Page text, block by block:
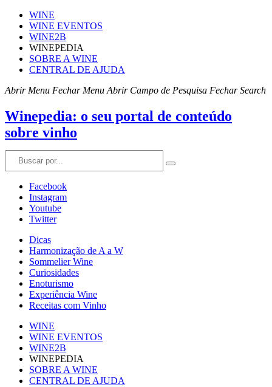
WINE
WINE EVENTOS
WINE2B
WINEPEDIA
SOBRE A WINE
CENTRAL DE AJUDA
Abrir Menu Fechar Menu Abrir Campo de Pesquisa Fechar Search
Winepedia: o seu portal de conteúdo
sobre vinho
Facebook
Instagram
Youtube
Twitter
Dicas
Harmonização de A a W
Sommelier Wine
Curiosidades
Enoturismo
Experiência Wine
Receitas com Vinho
WINE
WINE EVENTOS
WINE2B
WINEPEDIA
SOBRE A WINE
CENTRAL DE AJUDA